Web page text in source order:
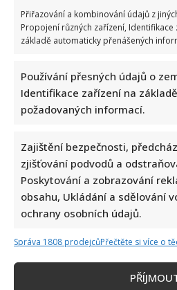
Přiřazování a kombinování údajů z
Propojení různých zařízení, Identifikace
základě automaticky přenášených
Používání přesných údajů o
Identifikace zařízení na
požadovaných informací.
Zajištění bezpečnosti,
zjišťování podvodů a
Poskytování a zobrazování
obsahu, Ukládání a sdělování
ochrany osobních údajů.
Správa 1808 prodejcůPřečtěte si více o
Dagmar Pecková pod palbou
jí vytkla natáčení se při řízení a
Poslední chvíle Ivety Bartošové:
cítila zlepšení, poté přišla nejtvrdší